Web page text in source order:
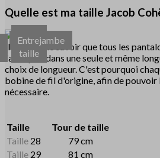
Quelle est ma taille Jacob
de
taille
Entrejambe
Il est bon de savoir que tous les
fabriqués dans une seule et même
choix de longueur. C'est pourquoi
bobine de fil d'origine, afin de pouvoir
nécessaire.
Taille
Tour de taille
Taille 28
79 cm
Taille 29 81 cm